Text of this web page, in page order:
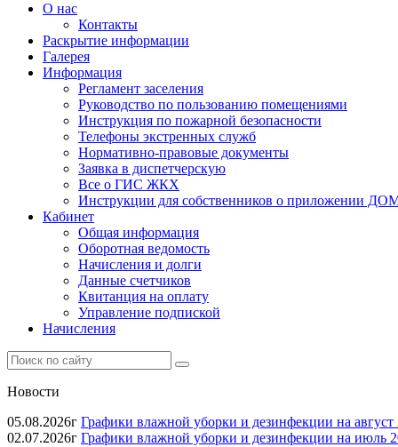
О нас
Контакты
Раскрытие информации
Галерея
Информация
Регламент заселения
Руководство по пользованию помещениями
Инструкция по пожарной безопасности
Телефоны экстренных служб
Нормативно-правовые документы
Заявка в диспетчерскую
Все о ГИС ЖКХ
Инструкции для собственников о приложении
Кабинет
Общая информация
Оборотная ведомость
Начисления и долги
Данные счетчиков
Квитанция на оплату
Управление подпиской
Начисления
Новости
05.08.2026г Графики влажной уборки и дезинфекции на август
02.07.2026г Графики влажной уборки и дезинфекции на июль